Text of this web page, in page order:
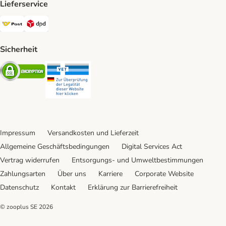
Lieferservice
Österreichische Post Shipping Method
Sicherheit
Security
Impressum
Versandkosten und Lieferzeit
Allgemeine Geschäftsbedingungen
Digital Services Act
Vertrag widerrufen
Entsorgungs- und Umweltbestimmungen
Zahlungsarten
Über uns Karriere
Corporate Website
Datenschutz
Kontakt Erklärung zur Barrierefreiheit
© zooplus SE 2026